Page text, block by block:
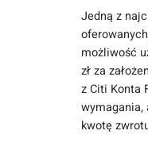
Jedną z
możliwość
zł za
z Citi Konta
wymagania,
kwotę